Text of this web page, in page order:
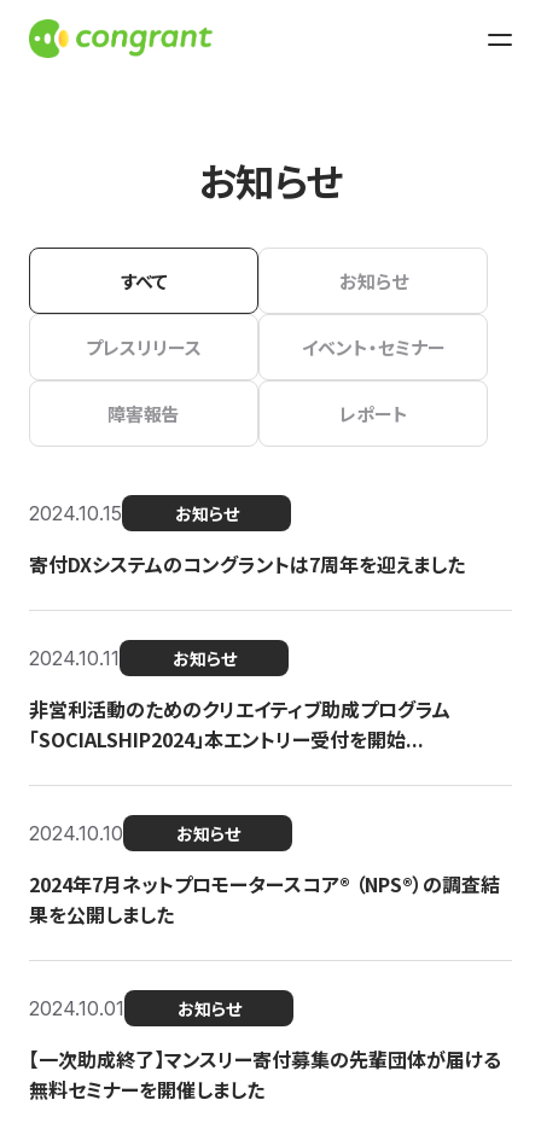
お知らせ
すべて お知らせ
プレスリリース イベント・セミナー
障害報告 レポート
2024.10.15 お知らせ
寄付DXシステムのコングラントは7周年を迎えました
2024.10.11 お知らせ
非営利活動のためのクリエイティブ助成プログラム
「SOCIALSHIP2024」本エントリー受付を開始...
2024.10.10 お知らせ
2024年7月ネットプロモータースコア®︎ （NPS®︎）の調査結
果を公開しました
2024.10.01 お知らせ
【一次助成終了】マンスリー寄付募集の先輩団体が届ける
無料セミナーを開催しました